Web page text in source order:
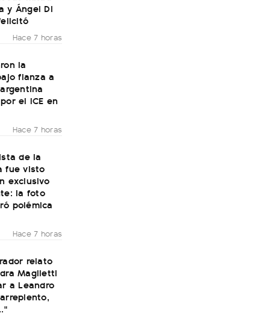
y Ángel Di
Hace 7 horas
la
fianza a
el ICE en
Hace 7 horas
de la
fue visto
exclusivo
la foto
polémica
Hace 7 horas
relato
Maglietti
a Leandro